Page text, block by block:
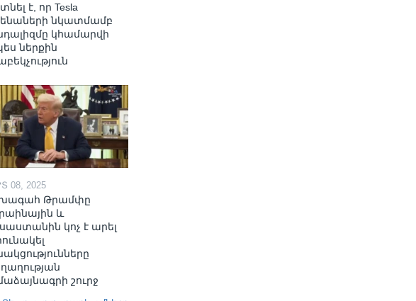
է, որ Tesla
նկատմամբ
կհամարվի
ներքին
08, 2025
Թրամփը
և
կոչ է արել
շուրջ